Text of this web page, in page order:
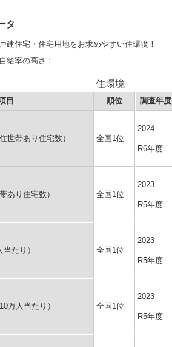
タ
建住宅・住宅用地をお求めやすい住環境！
給率の高さ！
住環境
目 順位 調査年度
世帯あり住宅数） 全国1位
2024
R6年度
あり住宅数） 全国1位
2023
R5年度
たり） 全国1位
2023
R5年度
万人当たり） 全国1位
2023
R5年度